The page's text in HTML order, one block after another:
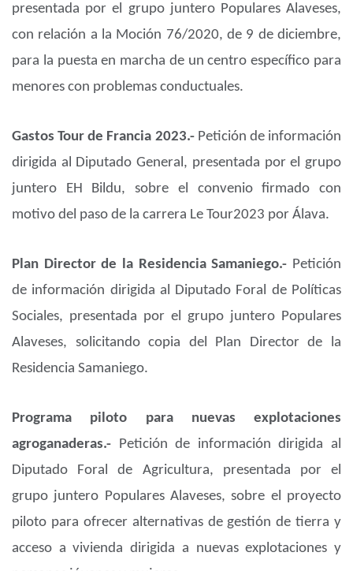
presentada por el grupo juntero Populares Alaveses,
con relación a la Moción 76/2020, de 9 de diciembre,
para la puesta en marcha de un centro específico para
menores con problemas conductuales.
Gastos Tour de Francia 2023.- Petición de información
dirigida al Diputado General, presentada por el grupo
juntero EH Bildu, sobre el convenio firmado con
motivo del paso de la carrera Le Tour2023 por Álava.
Plan Director de la Residencia Samaniego.- Petición
de información dirigida al Diputado Foral de Políticas
Sociales, presentada por el grupo juntero Populares
Alaveses, solicitando copia del Plan Director de la
Residencia Samaniego.
Programa piloto para nuevas explotaciones
agroganaderas.- Petición de información dirigida al
Diputado Foral de Agricultura, presentada por el
grupo juntero Populares Alaveses, sobre el proyecto
piloto para ofrecer alternativas de gestión de tierra y
acceso a vivienda dirigida a nuevas explotaciones y